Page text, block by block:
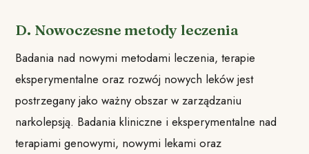
D. Nowoczesne metody leczenia
Badania nad nowymi metodami leczenia, terapie
eksperymentalne oraz rozwój nowych leków jest
postrzegany jako ważny obszar w zarządzaniu
narkolepsją. Badania kliniczne i eksperymentalne nad
terapiami genowymi, nowymi lekami oraz